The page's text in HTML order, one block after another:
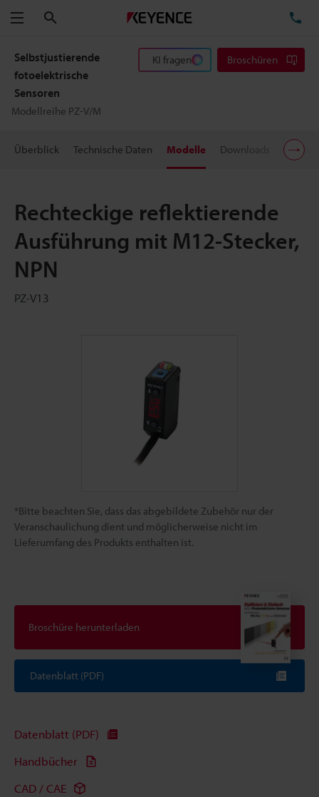
Menü
Selbstjustierende
fotoelektrische
Sensoren
Modellreihe PZ-V/M
KI fragen Broschüren
Überblick Technische Daten Modelle Downloads
Rechteckige reflektierende
Ausführung mit M12-Stecker,
NPN
PZ-V13
*Bitte beachten Sie, dass das abgebildete Zubehör nur der
Veranschaulichung dient und möglicherweise nicht im
Lieferumfang des Produkts enthalten ist.
Broschüre herunterladen
Datenblatt (PDF)
Datenblatt (PDF)
Handbücher
CAD / CAE